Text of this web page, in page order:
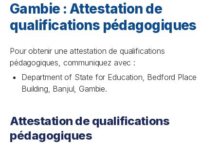
Gambie : Attestation de
qualifications pédagogiques
Pour obtenir une attestation de qualifications
pédagogiques, communiquez avec :
Department of State for Education, Bedford Place
Building, Banjul, Gambie.
Attestation de qualifications
pédagogiques